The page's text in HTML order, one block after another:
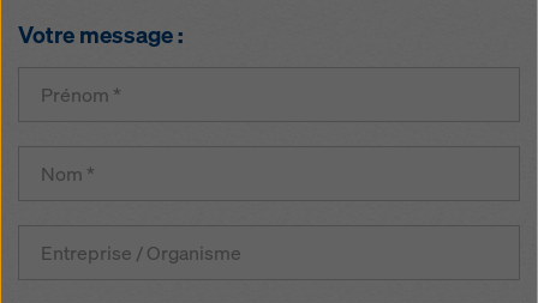
Votre message :